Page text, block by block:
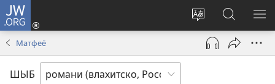
JW.ORG
Парув
шыб
Тэ
зажас
(открывается
Родэ
по
сайто
Матфеё
ШЫБ